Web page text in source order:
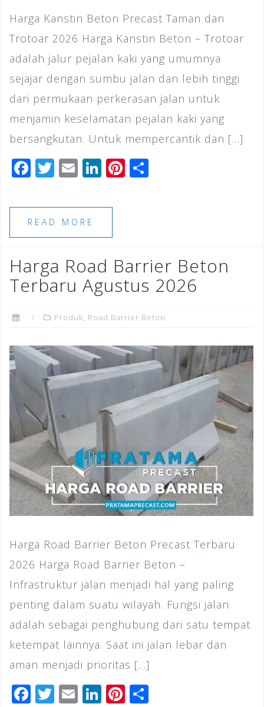
Harga Kanstin Beton Precast Taman dan
Trotoar 2026 Harga Kanstin Beton – Trotoar
adalah jalur pejalan kaki yang umumnya
sejajar dengan sumbu jalan dan lebih tinggi
dari permukaan perkerasan jalan untuk
menjamin keselamatan pejalan kaki yang
bersangkutan. Untuk mempercantik dan […]
F
c
e
b
o
o
k
T
tt
e
r
E
ai
l
Li
k
dI
n
Pi
st
READ MORE
Harga Road Barrier Beton
Terbaru Agustus 2026
Produk, Road Barrier Beton
Harga Road Barrier Beton Precast Terbaru
2026 Harga Road Barrier Beton –
Infrastruktur jalan menjadi hal yang paling
penting dalam suatu wilayah. Fungsi jalan
adalah sebagai penghubung dari satu tempat
ketempat lainnya. Saat ini jalan lebar dan
aman menjadi prioritas […]
F T E Li Pi